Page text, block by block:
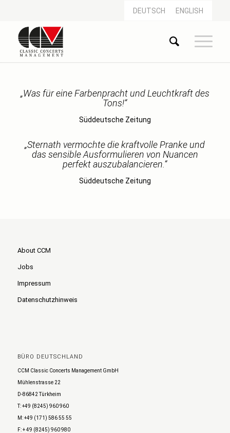
DEUTSCH ENGLISH
„Was für eine Farbenpracht und Leuchtkraft des
Tons!“
Süddeutsche Zeitung
„Sternath vermochte die kraftvolle Pranke und
das sensible Ausformulieren von Nuancen
perfekt auszubalancieren.“
Süddeutsche Zeitung
About CCM
Jobs
Impressum
Datenschutzhinweis
BÜRO DEUTSCHLAND
CCM Classic Concerts Management GmbH
Mühlenstrasse 22
D-86842 Türkheim
T: +49 (8245) 960 960
M: +49 (171) 586 55 55
F: + 49 (8245) 960 980